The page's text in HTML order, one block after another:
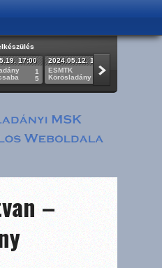
17:00
1
5
2024.05.12. 17:00
ESMTK
Körösladány
–